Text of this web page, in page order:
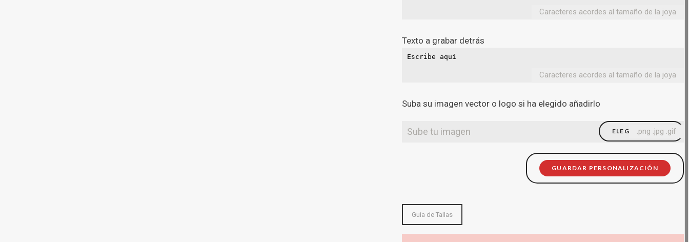
Caracteres acordes al tamaño de la joya
Texto a grabar detrás
Caracteres acordes al tamaño de la joya
Suba su imagen vector o logo si ha elegido añadirlo
Sube tu imagen ELEGIR FICHERO
.png .jpg .gif
GUARDAR PERSONALIZACIÓN
Guía de Tallas